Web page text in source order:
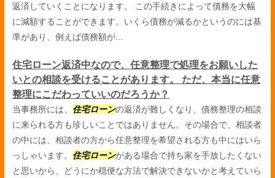
返済していくことになります。 この手続きによって債務を大幅
に減額することができます。いくら債務が減るかというのには基
準があり、例えば債務額が...
住宅ローン返済中なので、任意整理で処理をお願いした
いとの相談を受けることがあります。 ただ、本当に任意
整理にこだわっていいのだろうか？
当事務所には、 住宅ローンの返済が難しくなり、債務整理の相談
に来られる方も珍しいことではありません。その場合で、相談者
の中には、相談者の方から任意整理を希望される方も中にはいら
っしゃいます。 住宅ローンがある場合で持ち家を手放したくない
と思いから、どうにか穏便な方法で解決できないかと考えていら